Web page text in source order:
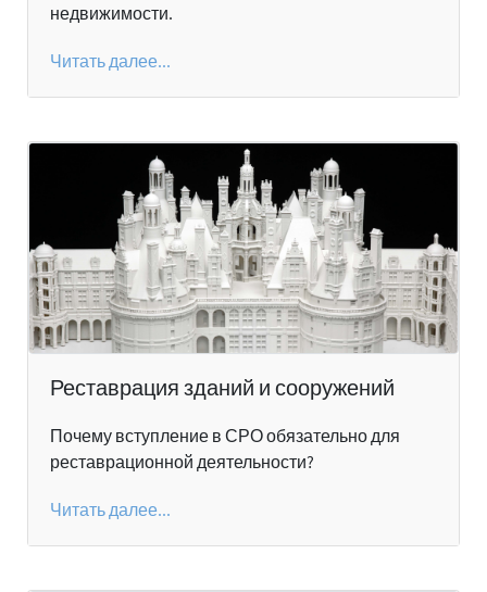
недвижимости.
Читать далее...
Реставрация зданий и сооружений
Почему вступление в СРО обязательно для
реставрационной деятельности?
Читать далее...